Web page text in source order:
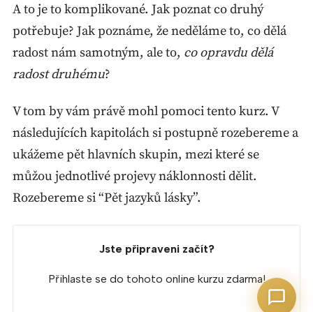
A to je to komplikované. Jak poznat co druhý
potřebuje? Jak poznáme, že neděláme to, co dělá
radost nám samotným, ale to, co opravdu dělá
radost druhému?
V tom by vám právě mohl pomoci tento kurz. V
následujících kapitolách si postupně rozebereme a
ukážeme pět hlavních skupin, mezi které se
můžou jednotlivé projevy náklonnosti dělit.
Rozebereme si “Pět jazyků lásky”.
Jste připraveni začít?
Přihlaste se do tohoto online kurzu zdarma!